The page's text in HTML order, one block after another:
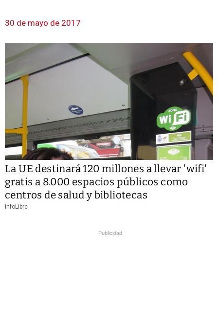
30 de mayo de 2017
La UE destinará 120 millones a llevar 'wifi'
gratis a 8.000 espacios públicos como
centros de salud y bibliotecas
infoLibre
Publicidad